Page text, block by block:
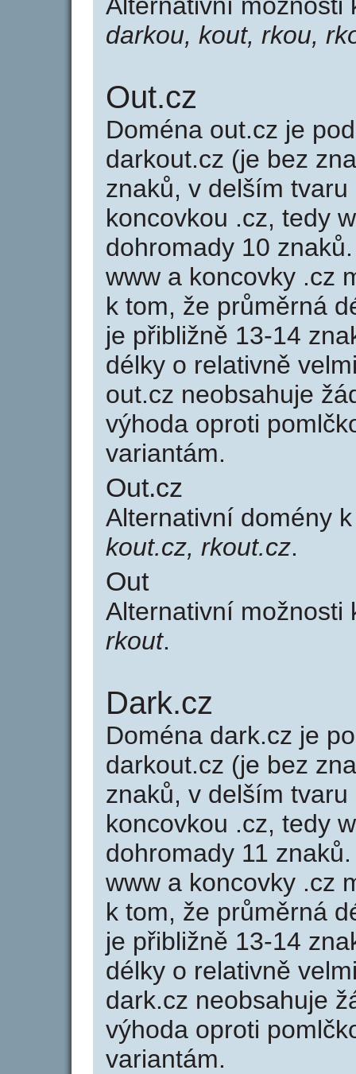
darkou, kout, rkou,
Out.cz
Doména out.cz je
darkout.cz (je bez
znaků, v delším
koncovkou .cz, tedy
dohromady 10
www a koncovky .cz
k tom, že průměrná
je přibližně 13-14
délky o relativně
out.cz neobsahuje
výhoda oproti
variantám.
Out.cz
Alternativní domény
kout.cz, rkout.cz.
Out
Alternativní možnosti
rkout.
Dark.cz
Doména dark.cz je
darkout.cz (je bez
znaků, v delším
koncovkou .cz, tedy
dohromady 11
www a koncovky .cz
k tom, že průměrná
je přibližně 13-14
délky o relativně
dark.cz neobsahuje
výhoda oproti
variantám.